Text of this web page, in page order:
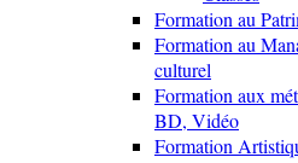
Formation au
Formation au
culturel
Formation aux
BD, Vidéo
Formation